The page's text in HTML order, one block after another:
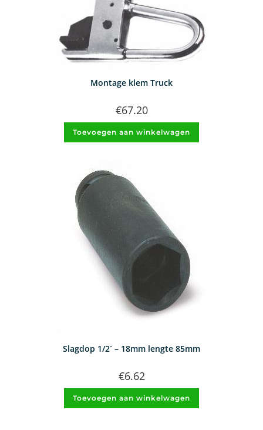
Montage klem Truck
€67.20
Toevoegen aan winkelwagen
Slagdop 1/2´ – 18mm lengte 85mm
€6.62
Toevoegen aan winkelwagen